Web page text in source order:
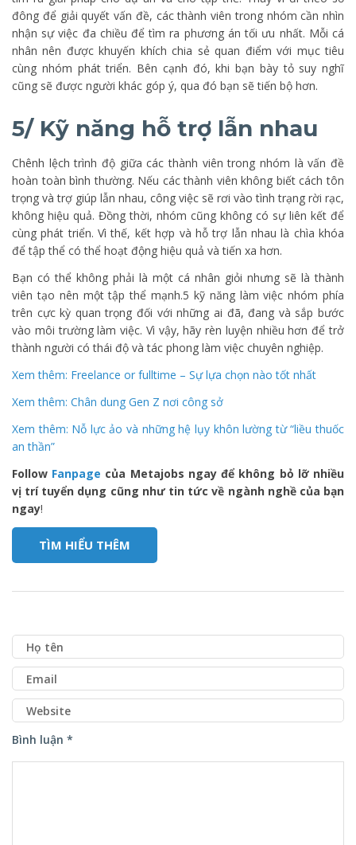
đông để giải quyết vấn đề, các thành viên trong nhóm cần nhìn
nhận sự việc đa chiều để tìm ra phương án tối ưu nhất. Mỗi cá
nhân nên được khuyến khích chia sẻ quan điểm với mục tiêu
cùng nhóm phát triển. Bên cạnh đó, khi bạn bày tỏ suy nghĩ
cũng sẽ được người khác góp ý, qua đó bạn sẽ tiến bộ hơn.
5/ Kỹ năng hỗ trợ lẫn nhau
Chênh lệch trình độ giữa các thành viên trong nhóm là vấn đề
hoàn toàn bình thường. Nếu các thành viên không biết cách tôn
trọng và trợ giúp lẫn nhau, công việc sẽ rơi vào tình trạng rời rạc,
không hiệu quả. Đồng thời, nhóm cũng không có sự liên kết để
cùng phát triển. Vì thế, kết hợp và hỗ trợ lẫn nhau là chìa khóa
để tập thể có thể hoạt động hiệu quả và tiến xa hơn.
Bạn có thể không phải là một cá nhân giỏi nhưng sẽ là thành
viên tạo nên một tập thể mạnh.5 kỹ năng làm việc nhóm phía
trên cực kỳ quan trọng đối với những ai đã, đang và sắp bước
vào môi trường làm việc. Vì vậy, hãy rèn luyện nhiều hơn để trở
thành người có thái độ và tác phong làm việc chuyên nghiệp.
Xem thêm: Freelance or fulltime – Sự lựa chọn nào tốt nhất
Xem thêm: Chân dung Gen Z nơi công sở
Xem thêm: Nỗ lực ảo và những hệ lụy khôn lường từ “liều thuốc
an thần”
Follow Fanpage của Metajobs ngay để không bỏ lỡ nhiều
vị trí tuyển dụng cũng như tin tức về ngành nghề của bạn
ngay!
TÌM HIỂU THÊM
Bình luận *